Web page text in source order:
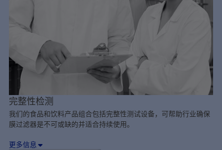
完整性检测
我们的食品和饮料产品组合包括完整性测试设备，可帮助行业确保
膜过滤器是不可或缺的并适合持续使用。
更多信息